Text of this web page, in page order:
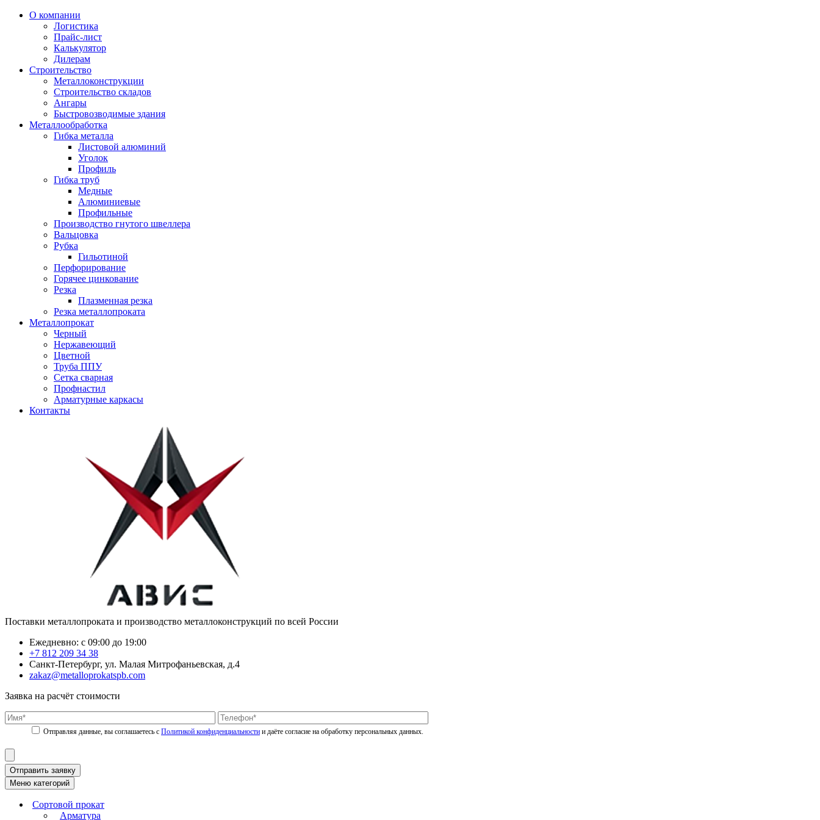
О компании
Логистика
Прайс-лист
Калькулятор
Дилерам
Строительство
Металлоконструкции
Строительство складов
Ангары
Быстровозводимые здания
Металлообработка
Гибка металла
Листовой алюминий
Уголок
Профиль
Гибка труб
Медные
Алюминиевые
Профильные
Производство гнутого швеллера
Вальцовка
Рубка
Гильотиной
Перфорирование
Горячее цинкование
Резка
Плазменная резка
Резка металлопроката
Металлопрокат
Черный
Нержавеющий
Цветной
Труба ППУ
Сетка сварная
Профнастил
Арматурные каркасы
Контакты
Поставки металлопроката и производство металлоконструкций по всей России
Ежедневно: с 09:00 до 19:00
+7 812 209 34 38
Санкт-Петербург, ул. Малая Митрофаньевская, д.4
zakaz@metalloprokatspb.com
Заявка на расчёт стоимости
Политикой конфиденциальности
Отправить заявку
Меню категорий
Сортовой прокат
Арматура